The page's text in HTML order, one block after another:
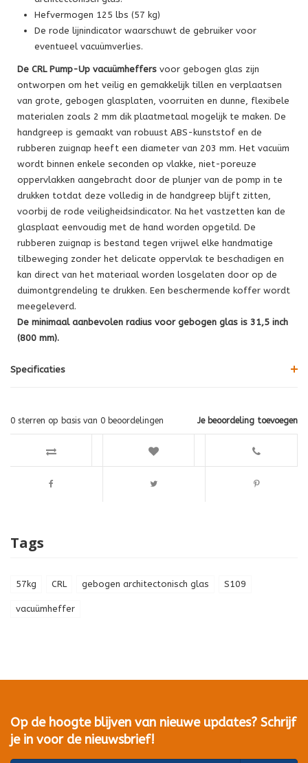
Hefvermogen 125 lbs (57 kg)
De rode lijnindicator waarschuwt de gebruiker voor
eventueel vacuümverlies.
De CRL Pump-Up vacuümheffers voor gebogen glas zijn
ontworpen om het veilig en gemakkelijk tillen en verplaatsen
van grote, gebogen glasplaten, voorruiten en dunne, flexibele
materialen zoals 2 mm dik plaatmetaal mogelijk te maken. De
handgreep is gemaakt van robuust ABS-kunststof en de
rubberen zuignap heeft een diameter van 203 mm. Het vacuüm
wordt binnen enkele seconden op vlakke, niet-poreuze
oppervlakken aangebracht door de plunjer van de pomp in te
drukken totdat deze volledig in de handgreep blijft zitten,
voorbij de rode veiligheidsindicator. Na het vastzetten kan de
glasplaat eenvoudig met de hand worden opgetild. De
rubberen zuignap is bestand tegen vrijwel elke handmatige
tilbeweging zonder het delicate oppervlak te beschadigen en
kan direct van het materiaal worden losgelaten door op de
duimontgrendeling te drukken. Een beschermende koffer wordt
meegeleverd.
De minimaal aanbevolen radius voor gebogen glas is 31,5 inch
(800 mm).
Specificaties
Je beoordeling toevoegen
0 sterren op basis van 0 beoordelingen
Tags
57kg CRL gebogen architectonisch glas S109
vacuümheffer
Op de hoogte blijven van nieuwe updates? Schrijf
je in voor de nieuwsbrief!